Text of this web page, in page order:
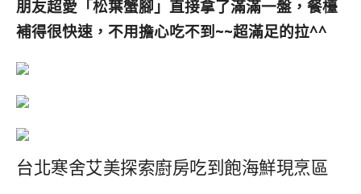
朋友超愛「松葉蟹腳 」直接拿了滿滿一盤，餐檯
補得很快速，不用擔心吃不到~~超滿足的拉^^
台北寒舍艾美探索廚房吃到飽海鮮現烹區